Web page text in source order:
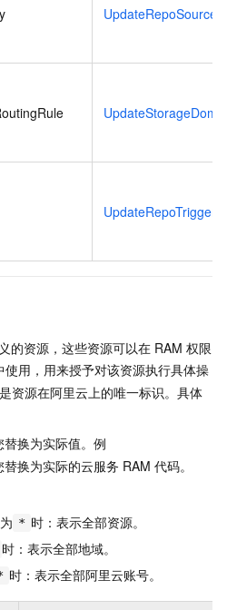
UpdateRepoTrigger
的资源，这些资源可以在 RAM 权限
使用，用来授予对该资源执行具体操
是资源在阿里云上的唯一标识。具体
换为实际值。例
替换为实际的云服务 RAM 代码。
为 * 时：表示全部资源。
时：表示全部地域。
时：表示全部阿里云账号。